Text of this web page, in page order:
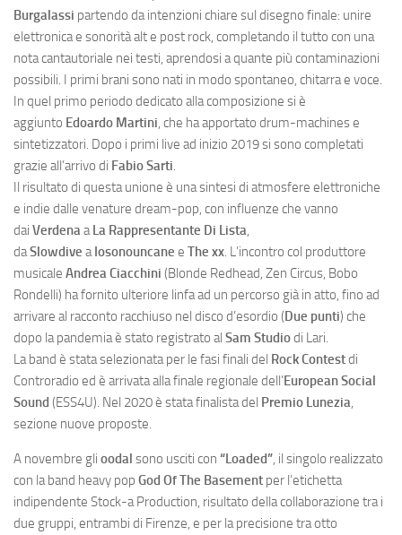
Burgalassi partendo da intenzioni chiare sul disegno finale: unire
elettronica e sonorità alt e post rock, completando il tutto con una
nota cantautoriale nei testi, aprendosi a quante più contaminazioni
possibili. I primi brani sono nati in modo spontaneo, chitarra e voce.
In quel primo periodo dedicato alla composizione si è
aggiunto Edoardo Martini, che ha apportato drum-machines e
sintetizzatori. Dopo i primi live ad inizio 2019 si sono completati
grazie all’arrivo di Fabio Sarti.
Il risultato di questa unione è una sintesi di atmosfere elettroniche
e indie dalle venature dream-pop, con influenze che vanno
dai VerdenaaLa Rappresentante Di Lista,
daSlowdive aIosonouncane e The xx. L’incontro col produttore
musicale Andrea Ciacchini (Blonde Redhead, Zen Circus, Bobo
Rondelli) ha fornito ulteriore linfa ad un percorso già in atto, fino ad
arrivare al racconto racchiuso nel disco d’esordio (Due punti) che
dopo la pandemia è stato registrato al Sam Studiodi Lari.
La band è stata selezionata per le fasi finali del Rock Contestdi
Controradio ed è arrivata alla finale regionale dell’European Social
Sound (ESS4U). Nel 2020 è stata finalista del Premio Lunezia,
sezione nuove proposte.
A novembre gli oodal sono usciti con “Loaded”, il singolo realizzato
con la band heavy pop God Of The Basement per l’etichetta
indipendente Stock-a Production, risultato della collaborazione tra i
due gruppi, entrambi di Firenze, e per la precisione tra otto